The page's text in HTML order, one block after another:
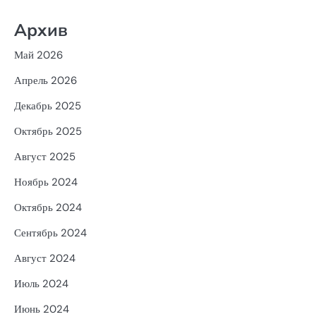
Архив
Май 2026
Апрель 2026
Декабрь 2025
Октябрь 2025
Август 2025
Ноябрь 2024
Октябрь 2024
Сентябрь 2024
Август 2024
Июль 2024
Июнь 2024